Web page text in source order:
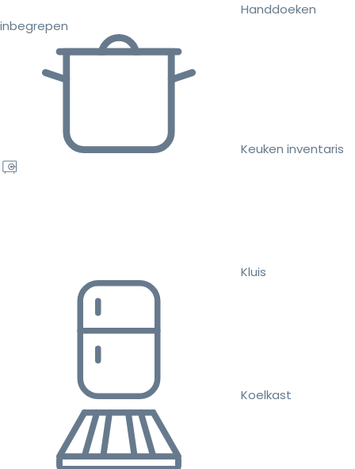
Handdoeken
inbegrepen
Keuken inventaris
Kluis
Koelkast